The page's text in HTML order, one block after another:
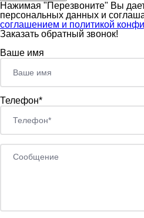
Нажимая "Перезвоните" Вы
персональных данных и
соглашением и политикой
Заказать обратный звонок!
Ваше имя
Телефон*